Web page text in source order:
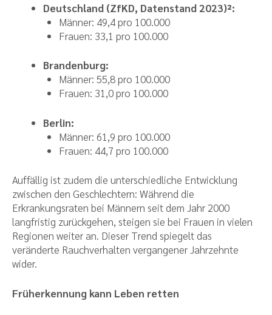
Deutschland (ZfKD, Datenstand 2023)²:
Männer: 49,4 pro 100.000
Frauen: 33,1 pro 100.000
Brandenburg:
Männer: 55,8 pro 100.000
Frauen: 31,0 pro 100.000
Berlin:
Männer: 61,9 pro 100.000
Frauen: 44,7 pro 100.000
Auffällig ist zudem die unterschiedliche Entwicklung
zwischen den Geschlechtern: Während die
Erkrankungsraten bei Männern seit dem Jahr 2000
langfristig zurückgehen, steigen sie bei Frauen in vielen
Regionen weiter an. Dieser Trend spiegelt das
veränderte Rauchverhalten vergangener Jahrzehnte
wider.
Früherkennung kann Leben retten